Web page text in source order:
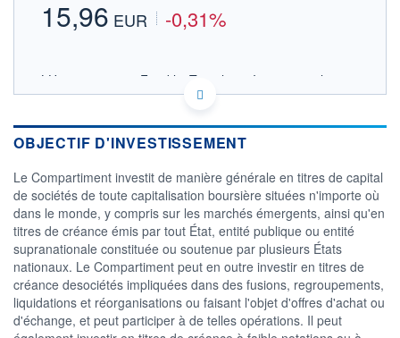
15,96 EUR -0,31%
LU0889564869 - Franklin Templeton International
Services S.à r.l.
Consulter le prospectus / DIC
05/12 09/04
14
16
17
CATÉGORIE MORNINGSTAR
Allocation USD Modérée
OBJECTIF D'INVESTISSEMENT
Le Compartiment investit de manière générale en titres de capital
de sociétés de toute capitalisation boursière situées n'importe où
dans le monde, y compris sur les marchés émergents, ainsi qu'en
titres de créance émis par tout État, entité publique ou entité
supranationale constituée ou soutenue par plusieurs États
nationaux. Le Compartiment peut en outre investir en titres de
créance desociétés impliquées dans des fusions, regroupements,
liquidations et réorganisations ou faisant l'objet d'offres d'achat ou
d'échange, et peut participer à de telles opérations. Il peut